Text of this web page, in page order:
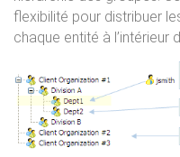
flexibilité pour distribuer
chaque entité à l’intérieur